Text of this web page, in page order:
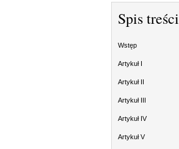
Spis treści
Wstęp
Artykuł I
Artykuł II
Artykuł III
Artykuł IV
Artykuł V